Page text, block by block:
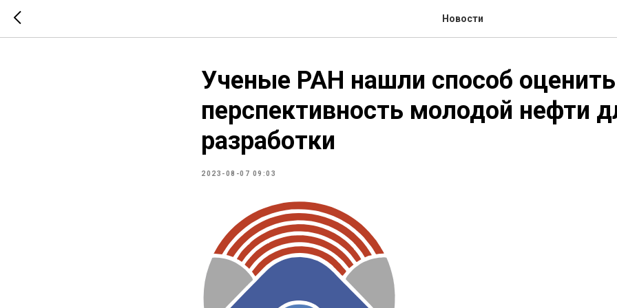
Новости
Ученые РАН нашли способ оценить
перспективность молодой нефти
разработки
2023-08-07 09:03